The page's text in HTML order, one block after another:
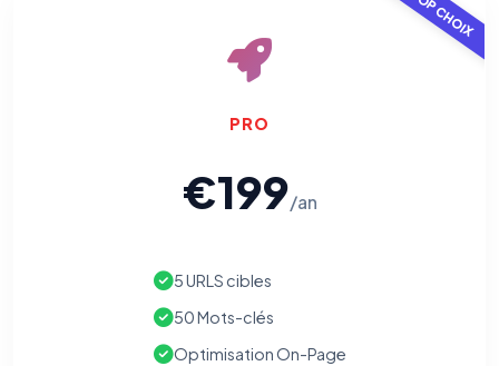
TOP CHOIX
PRO
€199/an
5 URLS cibles
50 Mots-clés
Optimisation On-Page